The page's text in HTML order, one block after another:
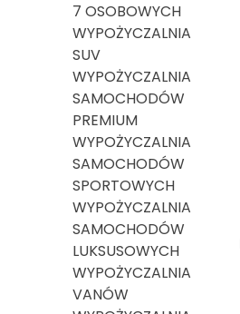
7 OSOBOWYCH
WYPOŻYCZALNIA
SUV
WYPOŻYCZALNIA
SAMOCHODÓW
PREMIUM
WYPOŻYCZALNIA
SAMOCHODÓW
SPORTOWYCH
WYPOŻYCZALNIA
SAMOCHODÓW
LUKSUSOWYCH
WYPOŻYCZALNIA
VANÓW